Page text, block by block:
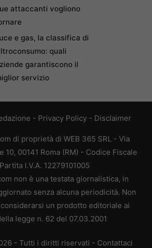
attaccanti vogliono
e gas, la classifica di
quali
garantiscono il
servizio
- Privacy Policy - Disclaimer
di proprietà di WEB 365 SRL - Via
10, 00141 Roma (RM) - Codice Fiscale
I.V.A. 12279101005
non è una testata giornalistica, in
senza alcuna periodicità. Non
un prodotto editoriale ai
legge n. 62 del 07.03.2001
- Tutti i diritti riservati - Contattaci